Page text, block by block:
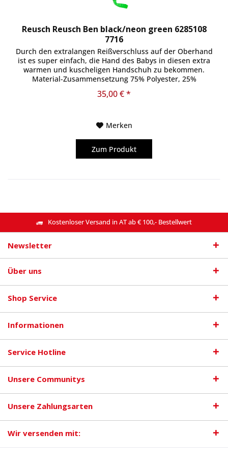
Reusch Reusch Ben black/neon green 6285108
7716
Durch den extralangen Reißverschluss auf der Oberhand
ist es super einfach, die Hand des Babys in diesen extra
warmen und kuscheligen Handschuh zu bekommen.
Material-Zusammensetzung 75% Polyester, 25%
35,00 € *
Merken
Zum Produkt
Kostenloser Versand in AT ab € 100,- Bestellwert
Newsletter
Über uns
Shop Service
Informationen
Service Hotline
Unsere Communitys
Unsere Zahlungsarten
Wir versenden mit: